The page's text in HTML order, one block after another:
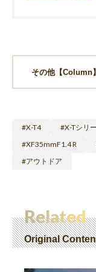
その他【Column
X-T4 X-Tシリ
XF35mmF1.4 R
アウトドア
Related
Original